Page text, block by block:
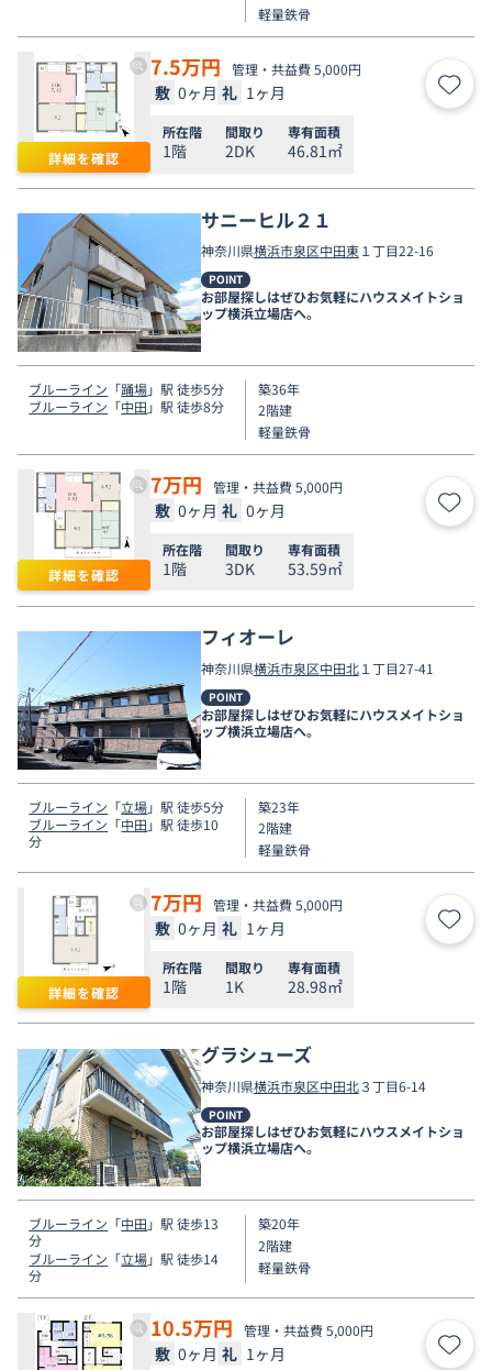
軽量鉄骨
詳細を確認
7.5万円 管理・共益費 5,000円
敷 0ヶ月 礼 1ヶ月 お気
所在階
1階
間取り
2DK
専有面積
46.81㎡
サニーヒル２１
神奈川県横浜市泉区中田東１丁目22-16
POINT
お部屋探しはぜひお気軽にハウスメイトショ
ップ横浜立場店へ。
ブルーライン 「踊場」駅 徒歩5分
ブルーライン 「中田 」駅 徒歩8分
築36年
2階建
軽量鉄骨
詳細を確認
7万円 管理・共益費 5,000円
敷 0ヶ月 礼 0ヶ月 お気
所在階
1階
間取り
3DK
専有面積
53.59㎡
フィオーレ
神奈川県横浜市泉区中田北１丁目27-41
POINT
お部屋探しはぜひお気軽にハウスメイトショ
ップ横浜立場店へ。
ブルーライン 「立場」駅 徒歩5分
ブルーライン 「中田 」駅 徒歩10
分
築23年
2階建
軽量鉄骨
詳細を確認
7万円 管理・共益費 5,000円
敷 0ヶ月 礼 1ヶ月 お気
所在階
1階
間取り
1K
専有面積
28.98㎡
グラシューズ
神奈川県横浜市泉区中田北３丁目6-14
POINT
お部屋探しはぜひお気軽にハウスメイトショ
ップ横浜立場店へ。
ブルーライン 「中田 」駅 徒歩13
分
ブルーライン 「立場」駅 徒歩14
分
築20年
2階建
軽量鉄骨
10.5万円 管理・共益費 5,000円
敷 0ヶ月 礼 1ヶ月 お気